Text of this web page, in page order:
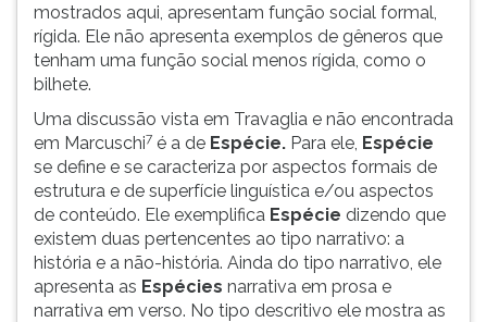
mostrados aqui, apresentam função social formal,
rígida. Ele não apresenta exemplos de gêneros que
tenham uma função social menos rígida, como o
bilhete.
Uma discussão vista em Travaglia e não encontrada
em Marcuschi7 é a de Espécie. Para ele, Espécie
se define e se caracteriza por aspectos formais de
estrutura e de superfície linguística e/ou aspectos
de conteúdo. Ele exemplifica Espécie dizendo que
existem duas pertencentes ao tipo narrativo: a
história e a não-história. Ainda do tipo narrativo, ele
apresenta as Espécies narrativa em prosa e
narrativa em verso. No tipo descritivo ele mostra as